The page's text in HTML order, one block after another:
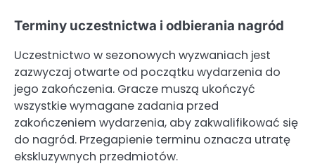
Terminy uczestnictwa i odbierania nagród
Uczestnictwo w sezonowych wyzwaniach jest
zazwyczaj otwarte od początku wydarzenia do
jego zakończenia. Gracze muszą ukończyć
wszystkie wymagane zadania przed
zakończeniem wydarzenia, aby zakwalifikować się
do nagród. Przegapienie terminu oznacza utratę
ekskluzywnych przedmiotów.